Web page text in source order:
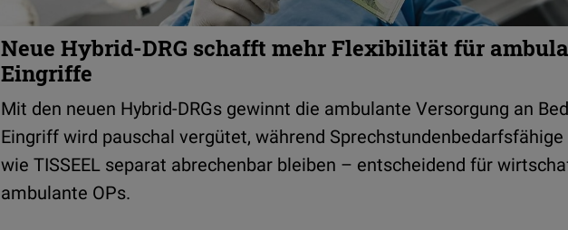
Neue Hybrid-DRG schafft mehr Flexibilität für
Eingriffe
Mit den neuen Hybrid-DRGs gewinnt die ambulante Versorgung an
Eingriff wird pauschal vergütet, während
wie TISSEEL separat abrechenbar bleiben – entscheidend für
ambulante OPs.